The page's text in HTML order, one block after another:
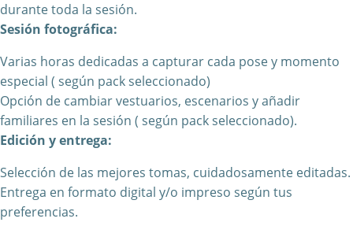
durante toda la sesión.
Sesión fotográfica:
Varias horas dedicadas a capturar cada pose y momento
especial ( según pack seleccionado)
Opción de cambiar vestuarios, escenarios y añadir
familiares en la sesión ( según pack seleccionado).
Edición y entrega:
Selección de las mejores tomas, cuidadosamente editadas.
Entrega en formato digital y/o impreso según tus
preferencias.